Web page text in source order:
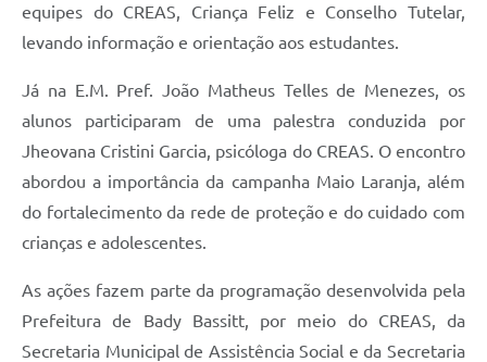
equipes do CREAS, Criança Feliz e Conselho Tutelar,
levando informação e orientação aos estudantes.
Já na E.M. Pref. João Matheus Telles de Menezes, os
alunos participaram de uma palestra conduzida por
Jheovana Cristini Garcia, psicóloga do CREAS. O encontro
abordou a importância da campanha Maio Laranja, além
do fortalecimento da rede de proteção e do cuidado com
crianças e adolescentes.
As ações fazem parte da programação desenvolvida pela
Prefeitura de Bady Bassitt, por meio do CREAS, da
Secretaria Municipal de Assistência Social e da Secretaria